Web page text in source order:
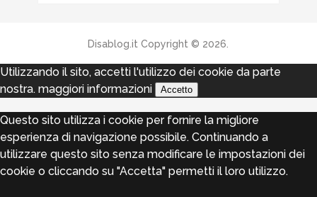
Disablog.it Copyright © 2026.
Utilizzando il sito, accetti l'utilizzo dei cookie da parte
nostra. maggiori informazioni Accetto
Questo sito utilizza i cookie per fornire la migliore
esperienza di navigazione possibile. Continuando a
utilizzare questo sito senza modificare le impostazioni dei
cookie o cliccando su "Accetta" permetti il loro utilizzo.